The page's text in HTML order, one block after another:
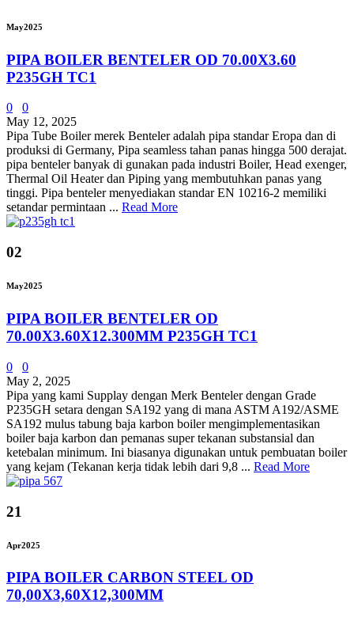
May2025
PIPA BOILER BENTELER OD 70.00X3.60
P235GH TC1
0
0
May 12, 2025
Pipa Tube Boiler merek Benteler adalah pipa standar Eropa dan di
produksi di Germany, Pipa seamless tahan panas hingga 500 derajat.
pipa benteler banyak di gunakan pada industri Boiler, Head exenger,
Thermal Oil Heater dan Piping yang membutuhkan panas yang
tinggi. Pipa benteler menyediakan standar EN 10216-2 memiliki
setandar permintaan ... Read More
02
May2025
PIPA BOILER BENTELER OD
70.00X3.60X12.300MM P235GH TC1
0
0
May 2, 2025
Pipa yang kami Supplay dengan Merk Benteler dengan Grade
P235GH setara dengan SA192 yang di mana ASTM A192/ASME
SA192 mulus tabung baja karbon boiler mengimplementasikan
boiler baja karbon dan pemanas super tekanan substansial dan
ketebalan minimum. Ini biasanya digunakan untuk pembuatan boiler
yang kejam (Tekanan kerja tidak lebih dari 9,8 ... Read More
21
Apr2025
PIPA BOILER CARBON STEEL OD
70,00X3,60X12,300MM